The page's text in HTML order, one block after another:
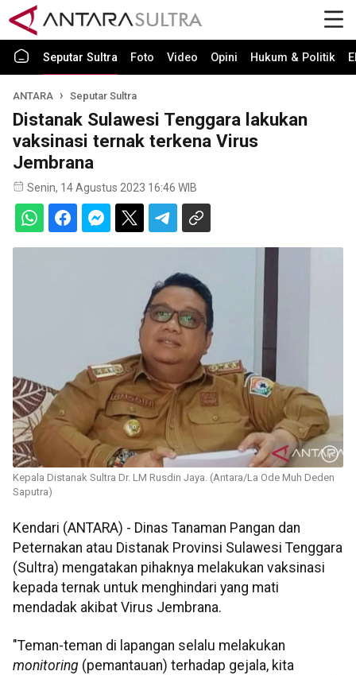
Seputar Sultra Foto Video Opini Hukum & Politik
ANTARA Seputar Sultra
Distanak Sulawesi Tenggara lakukan
vaksinasi ternak terkena Virus
Jembrana
Senin, 14 Agustus 2023 16:46 WIB
Kepala Distanak Sultra Dr. LM Rusdin Jaya. (Antara/La Ode Muh Deden
Saputra)
Kendari (ANTARA) - Dinas Tanaman Pangan dan
Peternakan atau Distanak Provinsi Sulawesi Tenggara
(Sultra) mengatakan pihaknya melakukan vaksinasi
kepada ternak untuk menghindari yang mati
mendadak akibat Virus Jembrana.
"Teman-teman di lapangan selalu melakukan
monitoring (pemantauan) terhadap gejala, kita